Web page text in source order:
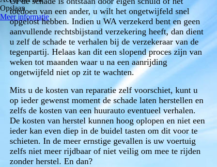
toedoen van een ander, u wilt het ongetwijfeld snel
opgelost hebben. Indien u WA verzekerd bent en geen
aanvullende rechtsbijstand verzekering heeft, dan dient
u zelf de schade te verhalen bij de verzekeraar van de
tegenpartij. Helaas kan dit een slopend proces zijn van
weken tot maanden waar u na een aanrijding
ongetwijfeld niet op zit te wachten.
Mits u de kosten van reparatie zelf voorschiet, kunt u
op ieder gewenst moment de schade laten herstellen en
zelfs de kosten van een huurauto eventueel verhalen.
De kosten van herstel kunnen hoog oplopen en niet een
ieder kan even diep in de buidel tasten om dit voor te
schieten. In de meer ernstige gevallen is uw voertuig
zelfs niet meer rijdbaar of niet veilig om mee te rijden
zonder herstel. En dan?
Opslaan
Meer informatie